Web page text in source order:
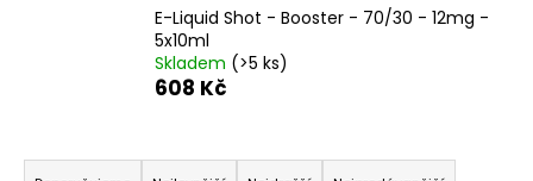
E-Liquid Shot - Booster - 70/30 - 12mg -
5x10ml
Skladem (>5 ks)
608 Kč
Ř